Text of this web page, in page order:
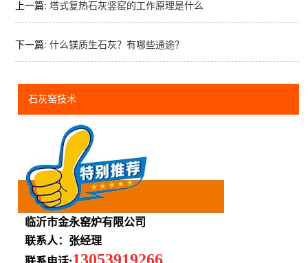
上一篇: 塔式复热石灰竖窑的工作原理是什么
下一篇: 什么镁质生石灰？有哪些通途？
石灰窑技术
临沂市金永窑炉有限公司
联系人：张经理